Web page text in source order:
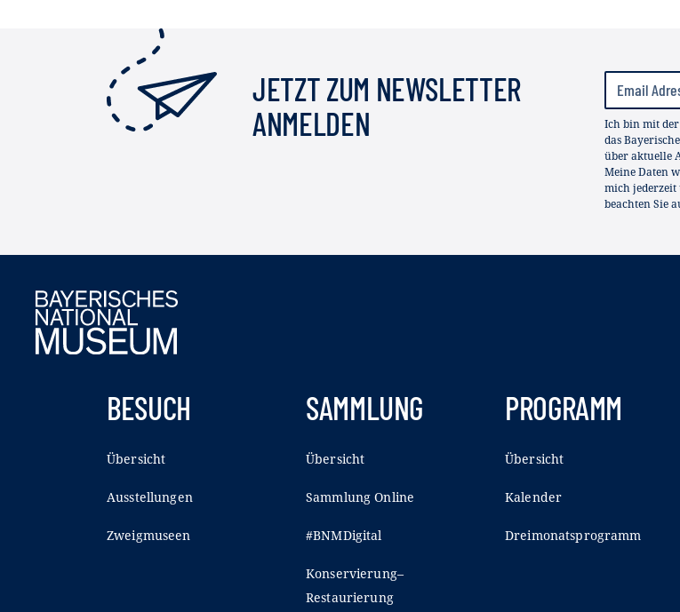
JETZT ZUM NEWSLETTER
ANMELDEN
Ich bin mit der
das
über aktuelle
Meine Daten
mich jederzeit
beachten Sie
BESUCH
Übersicht
Ausstellungen
Zweigmuseen
SAMMLUNG
Übersicht
Sammlung Online
#BNMDigital
Konservierung–
Restaurierung
PROGRAMM
Übersicht
Kalender
Dreimonatsprogramm